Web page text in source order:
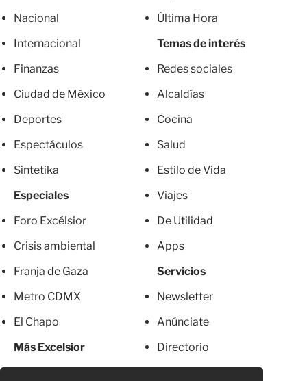
Nacional
Internacional
Finanzas
Ciudad de México
Deportes
Espectáculos
Sintetika
Especiales
Foro Excélsior
Crisis ambiental
Franja de Gaza
Metro CDMX
El Chapo
Más Excelsior
Última Hora
Temas de interés
Redes sociales
Alcaldías
Cocina
Salud
Estilo de Vida
Viajes
De Utilidad
Apps
Servicios
Newsletter
Anúnciate
Directorio